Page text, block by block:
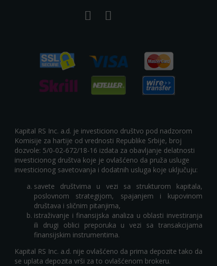
Kapital RS Inc. a.d. je investiciono društvo pod nadzorom
Komisije za hartije od vrednosti Republike Srbije, broj
dozvole: 5/0-02-672/18-16 izdata za obavljanje delatnosti
investicionog društva koje je ovlašćeno da pruža usluge
investicionog savetovanja i dodatnih usluga koje uključuju:
savete društvima u vezi sa strukturom kapitala,
poslovnom strategijom, spajanjem i kupovinom
društava i sličnim pitanjima,
istraživanje i finansijska analiza u oblasti investiranja
ili drugi oblici preporuka u vezi sa transakcijama
finansijskim instrumentima.
Kapital RS Inc. a.d. nije ovlašćeno da prima depozite tako da
se uplata depozita vrši za to ovlašćenom brokeru.